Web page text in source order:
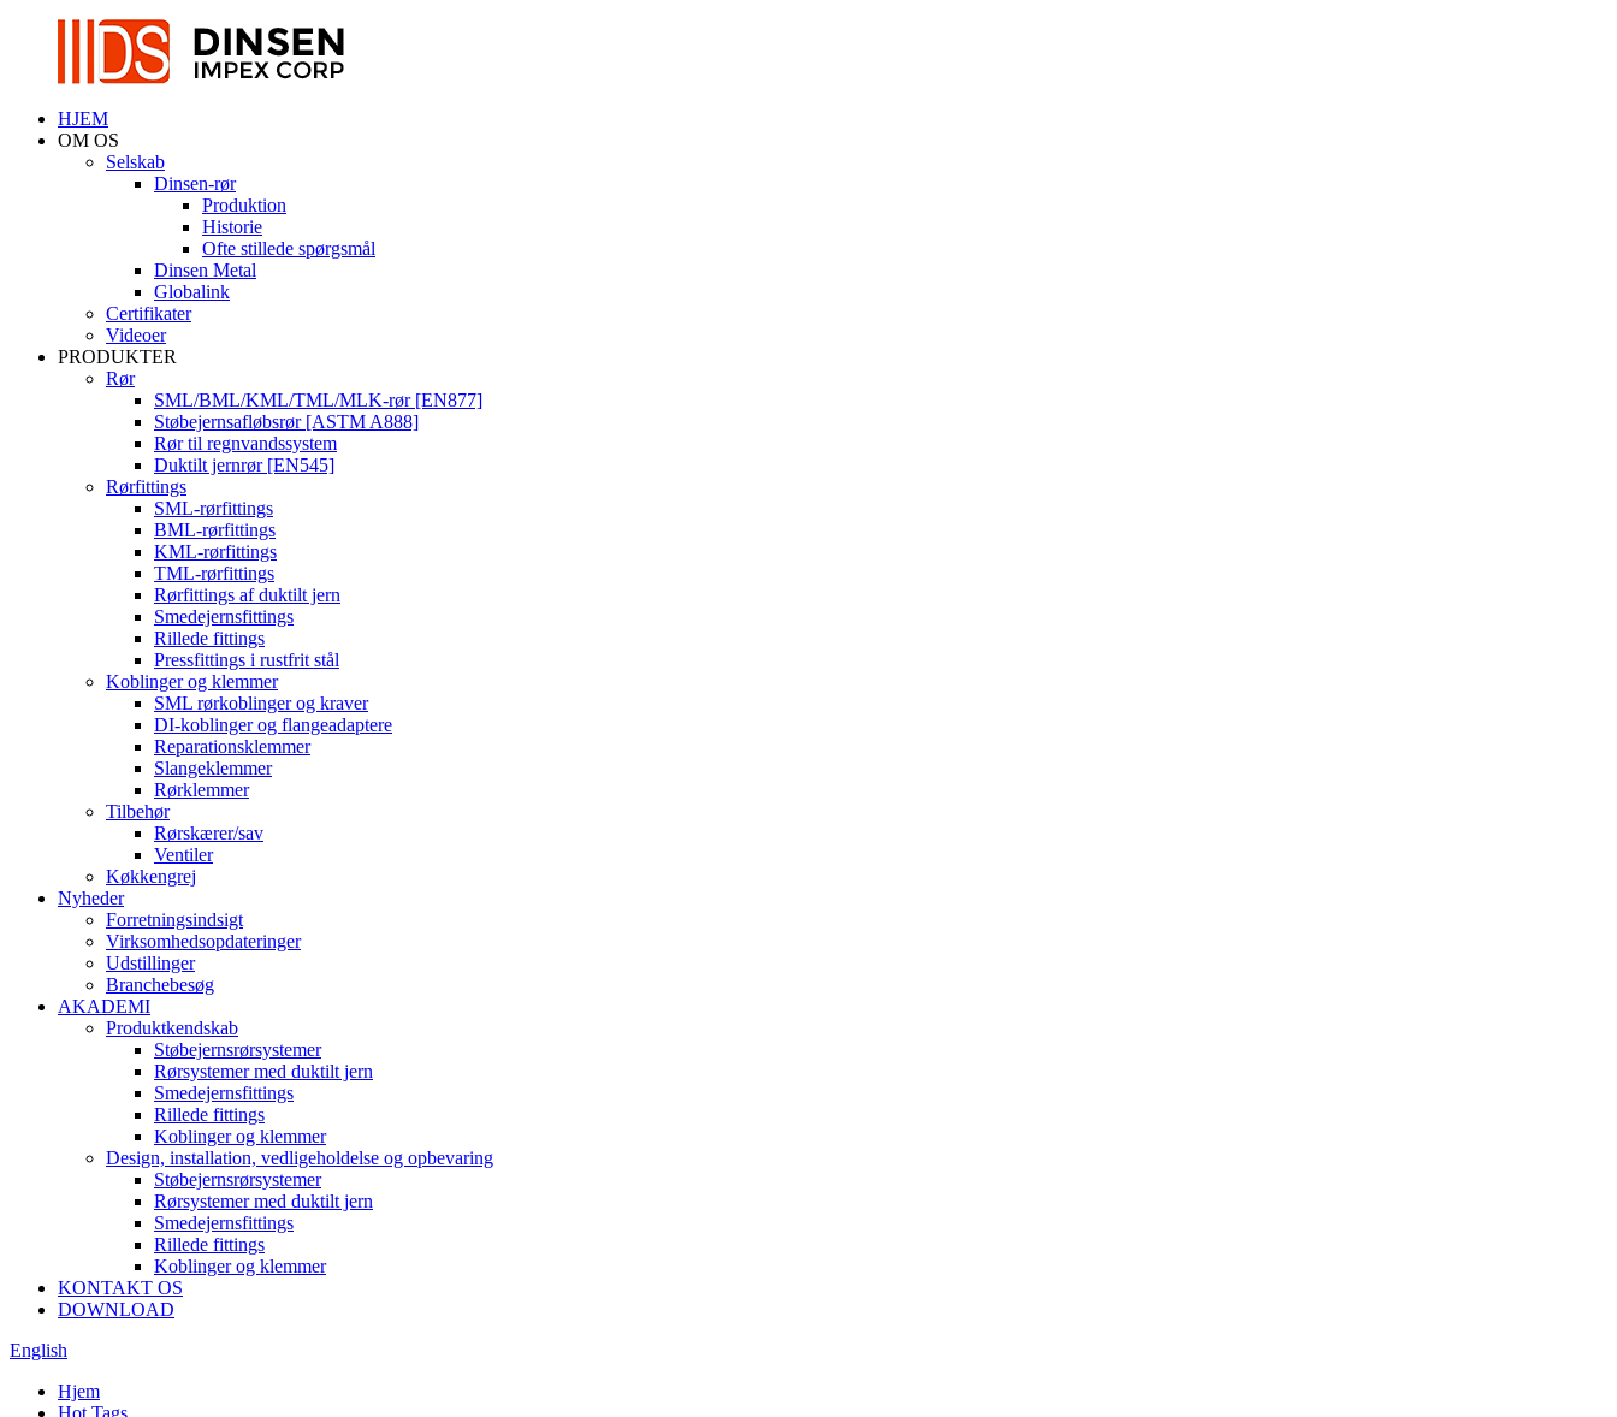
HJEM
OM OS
Selskab
Dinsen-rør
Produktion
Historie
Ofte stillede spørgsmål
Dinsen Metal
Globalink
Certifikater
Videoer
PRODUKTER
Rør
SML/BML/KML/TML/MLK-rør [EN877]
Støbejernsafløbsrør [ASTM A888]
Rør til regnvandssystem
Duktilt jernrør [EN545]
Rørfittings
SML-rørfittings
BML-rørfittings
KML-rørfittings
TML-rørfittings
Rørfittings af duktilt jern
Smedejernsfittings
Rillede fittings
Pressfittings i rustfrit stål
Koblinger og klemmer
SML rørkoblinger og kraver
DI-koblinger og flangeadaptere
Reparationsklemmer
Slangeklemmer
Rørklemmer
Tilbehør
Rørskærer/sav
Ventiler
Køkkengrej
Nyheder
Forretningsindsigt
Virksomhedsopdateringer
Udstillinger
Branchebesøg
AKADEMI
Produktkendskab
Støbejernsrørsystemer
Rørsystemer med duktilt jern
Smedejernsfittings
Rillede fittings
Koblinger og klemmer
Design, installation, vedligeholdelse og opbevaring
Støbejernsrørsystemer
Rørsystemer med duktilt jern
Smedejernsfittings
Rillede fittings
Koblinger og klemmer
KONTAKT OS
DOWNLOAD
English
Hjem
Hot Tags